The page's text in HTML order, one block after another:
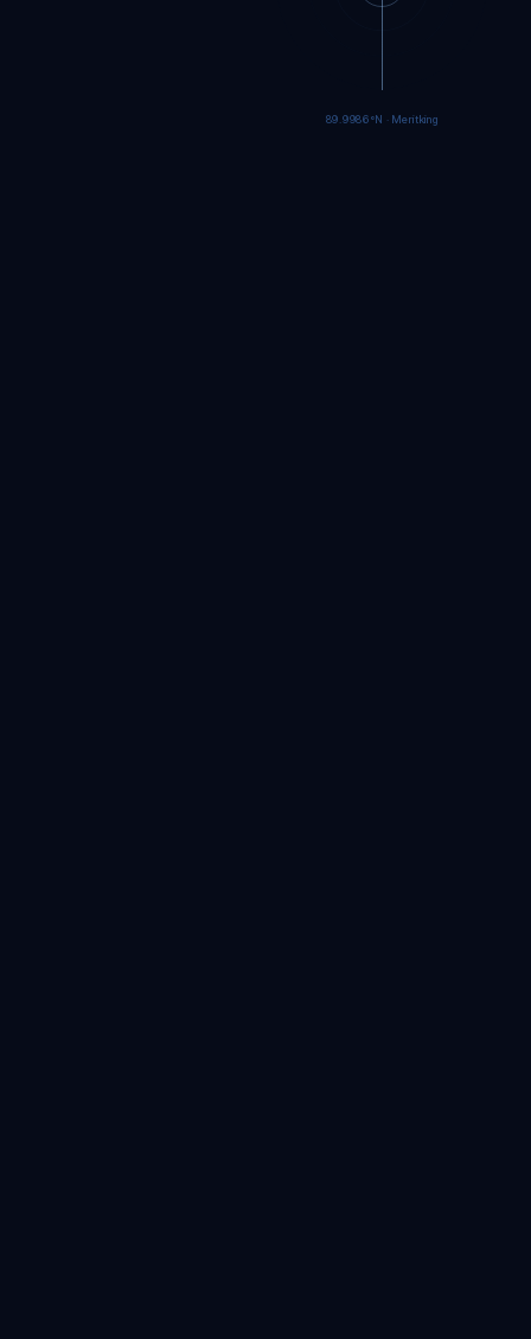
89.9984°N · Meritking